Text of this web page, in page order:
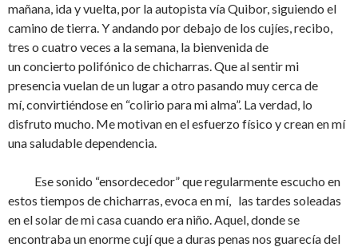
mañana, ida y vuelta, por la autopista vía Quibor, siguiendo el
camino de tierra. Y andando por debajo de los cujíes, recibo,
tres o cuatro veces a la semana, la bienvenida de
un concierto polifónico de chicharras. Que al sentir mi
presencia vuelan de un lugar a otro pasando muy cerca de
mí, convirtiéndose en “colirio para mi alma”. La verdad, lo
disfruto mucho. Me motivan en el esfuerzo físico y crean en mí
una saludable dependencia.
Ese sonido “ensordecedor” que regularmente escucho en
estos tiempos de chicharras, evoca en mí, las tardes soleadas
en el solar de mi casa cuando era niño. Aquel, donde se
encontraba un enorme cují que a duras penas nos guarecía del